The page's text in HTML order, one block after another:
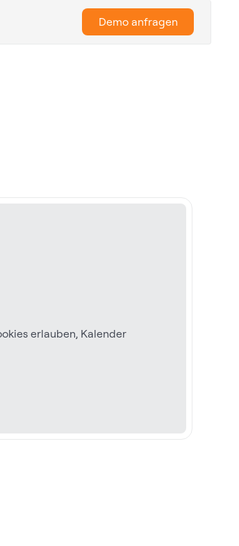
Demo anfragen
erlauben, Kalender